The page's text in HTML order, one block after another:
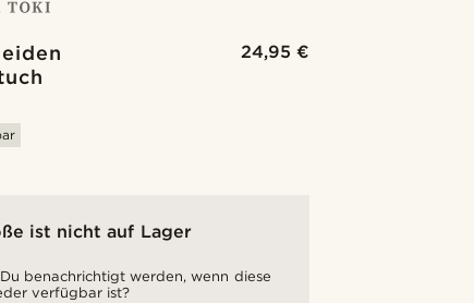
24,95 €
ist nicht auf Lager
benachrichtigt werden, wenn diese
verfügbar ist?